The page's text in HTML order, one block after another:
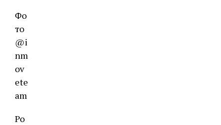
Фо
то
@i
nm
ov
ete
am
Ро